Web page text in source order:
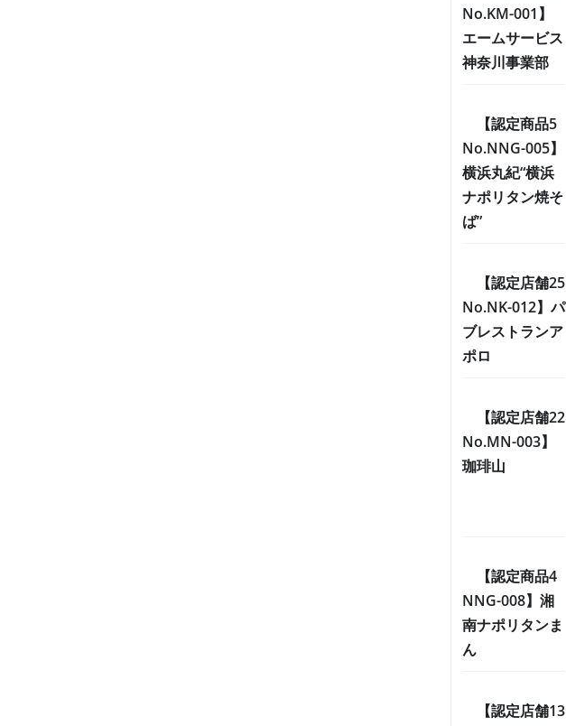
No.KM-001】
エームサービス
神奈川事業部
【認定商品5
No.NNG-005】
横浜丸紀“横浜
ナポリタン焼そ
ば”
【認定店舗25
No.NK-012】パ
ブレストランア
ポロ
【認定店舗22
No.MN-003】
珈琲山
【認定商品4
NNG-008】湘
南ナポリタンま
ん
【認定店舗13